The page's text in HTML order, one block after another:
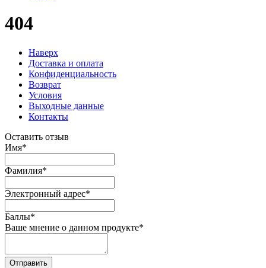
404
Наверх
Доставка и оплата
Конфиденциальность
Возврат
Условия
Выходные данные
Контакты
Оставить отзыв
Имя*
Фамилия*
Электронный адрес*
Баллы*
Ваше мнение о данном продукте*
Отправить